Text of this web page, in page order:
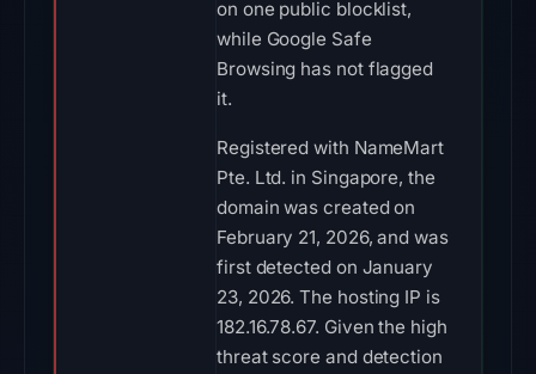
on one public blocklist,
while Google Safe
Browsing has not flagged
it.
Registered with NameMart
Pte. Ltd. in Singapore, the
domain was created on
February 21, 2026, and was
first detected on January
23, 2026. The hosting IP is
182.16.78.67. Given the high
threat score and detection